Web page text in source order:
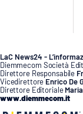
LAC
NETWORK
LaC News24 -
Diemmecom Società
Direttore Responsabile
Vicedirettore Enrico De
Direttore Editoriale
www.diemmecom.it